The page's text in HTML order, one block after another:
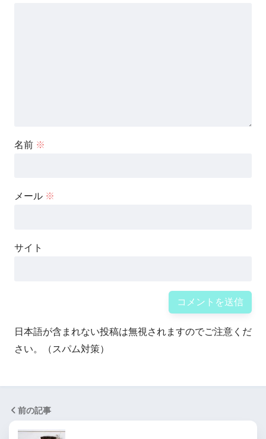
名前 ※
メール ※
サイト
日本語が含まれない投稿は無視されますのでご注意くだ
さい。（スパム対策）
前の記事